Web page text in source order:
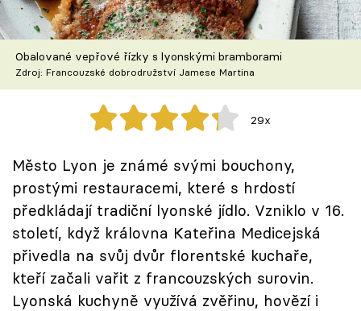
Škola vaření
Recepty z TV
Speciál: Cuketa
Těhotnej kuchař
Sledujte prima+
Přihlášení
Sledujte nás
Obalované vepřové řízky s lyonskými bramborami
Zdroj: Francouzské dobrodružství Jamese Martina
29x
Město Lyon je známé svými bouchony,
prostými restauracemi, které s hrdostí
předkládají tradiční lyonské jídlo. Vzniklo v 16.
století, když královna Kateřina Medicejská
přivedla na svůj dvůr florentské kuchaře,
kteří začali vařit z francouzských surovin.
Lyonská kuchyně využívá zvěřinu, hovězí i